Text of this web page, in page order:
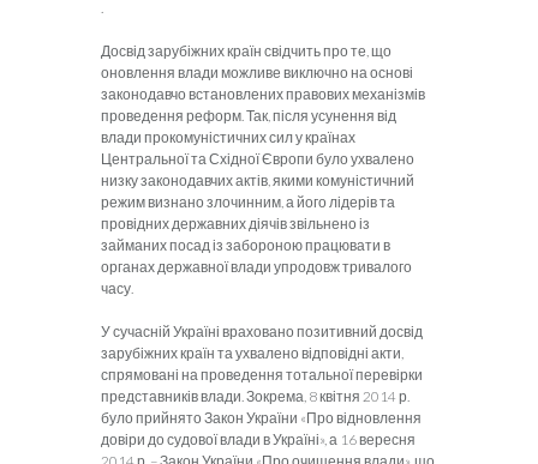
Досвід зарубіжних країн свідчить про те, що
оновлення влади можливе виключно на основі
законодавчо встановлених правових механізмів
проведення реформ. Так, після усунення від
влади прокомуністичних сил у країнах
Центральної та Східної Європи було ухвалено
низку законодавчих актів, якими комуністичний
режим визнано злочинним, а його лідерів та
провідних державних діячів звільнено із
займаних посад із забороною працювати в
органах державної влади упродовж тривалого
часу.
У сучасній Україні враховано позитивний досвід
зарубіжних країн та ухвалено відповідні акти,
спрямовані на проведення тотальної перевірки
представників влади. Зокрема, 8 квітня 2014 р.
було прийнято Закон України «Про відновлення
довіри до судової влади в Україні», а 16 вересня